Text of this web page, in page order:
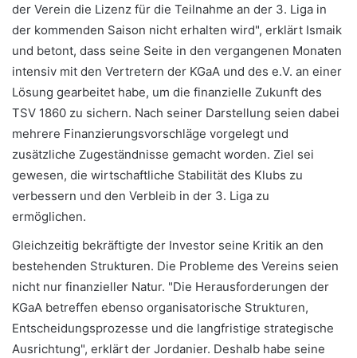
der Verein die Lizenz für die Teilnahme an der 3. Liga in
der kommenden Saison nicht erhalten wird", erklärt Ismaik
und betont, dass seine Seite in den vergangenen Monaten
intensiv mit den Vertretern der KGaA und des e.V. an einer
Lösung gearbeitet habe, um die finanzielle Zukunft des
TSV 1860 zu sichern. Nach seiner Darstellung seien dabei
mehrere Finanzierungsvorschläge vorgelegt und
zusätzliche Zugeständnisse gemacht worden. Ziel sei
gewesen, die wirtschaftliche Stabilität des Klubs zu
verbessern und den Verbleib in der 3. Liga zu
ermöglichen.
Gleichzeitig bekräftigte der Investor seine Kritik an den
bestehenden Strukturen. Die Probleme des Vereins seien
nicht nur finanzieller Natur. "Die Herausforderungen der
KGaA betreffen ebenso organisatorische Strukturen,
Entscheidungsprozesse und die langfristige strategische
Ausrichtung", erklärt der Jordanier. Deshalb habe seine